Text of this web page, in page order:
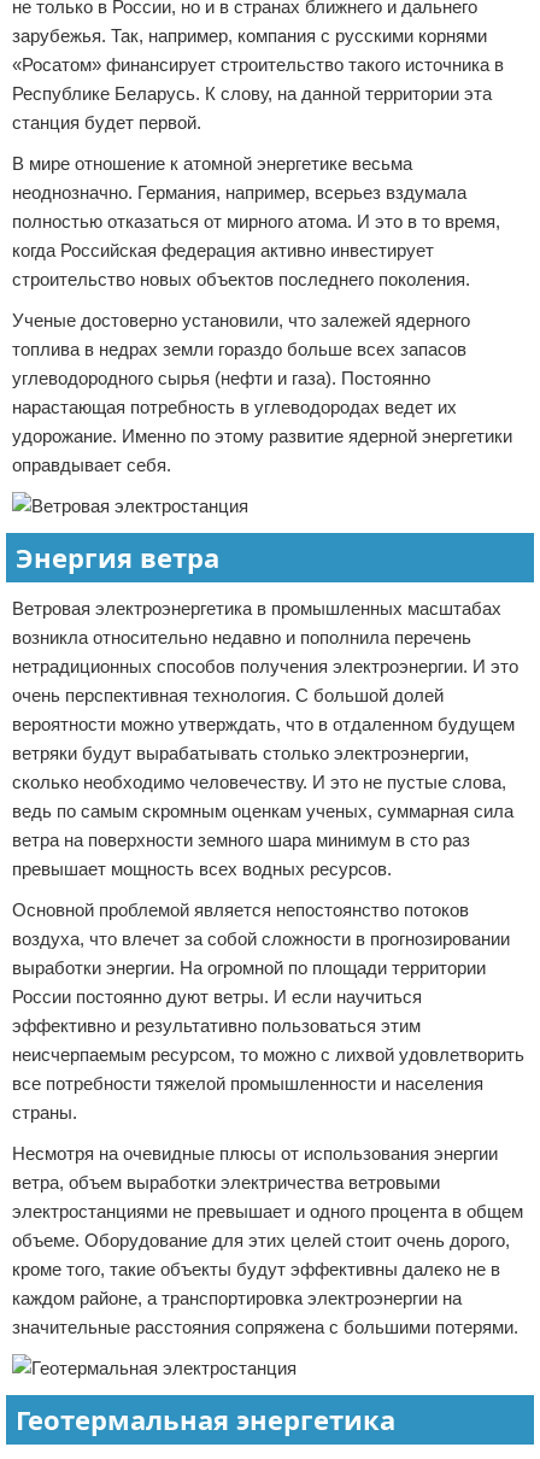
не только в России, но и в странах ближнего и дальнего
зарубежья. Так, например, компания с русскими корнями
«Росатом» финансирует строительство такого источника в
Республике Беларусь. К слову, на данной территории эта
станция будет первой.
В мире отношение к атомной энергетике весьма
неоднозначно. Германия, например, всерьез вздумала
полностью отказаться от мирного атома. И это в то время,
когда Российская федерация активно инвестирует
строительство новых объектов последнего поколения.
Ученые достоверно установили, что залежей ядерного
топлива в недрах земли гораздо больше всех запасов
углеводородного сырья (нефти и газа). Постоянно
нарастающая потребность в углеводородах ведет их
удорожание. Именно по этому развитие ядерной энергетики
оправдывает себя.
Энергия ветра
Ветровая электроэнергетика в промышленных масштабах
возникла относительно недавно и пополнила перечень
нетрадиционных способов получения электроэнергии. И это
очень перспективная технология. С большой долей
вероятности можно утверждать, что в отдаленном будущем
ветряки будут вырабатывать столько электроэнергии,
сколько необходимо человечеству. И это не пустые слова,
ведь по самым скромным оценкам ученых, суммарная сила
ветра на поверхности земного шара минимум в сто раз
превышает мощность всех водных ресурсов.
Основной проблемой является непостоянство потоков
воздуха, что влечет за собой сложности в прогнозировании
выработки энергии. На огромной по площади территории
России постоянно дуют ветры. И если научиться
эффективно и результативно пользоваться этим
неисчерпаемым ресурсом, то можно с лихвой удовлетворить
все потребности тяжелой промышленности и населения
страны.
Несмотря на очевидные плюсы от использования энергии
ветра, объем выработки электричества ветровыми
электростанциями не превышает и одного процента в общем
объеме. Оборудование для этих целей стоит очень дорого,
кроме того, такие объекты будут эффективны далеко не в
каждом районе, а транспортировка электроэнергии на
значительные расстояния сопряжена с большими потерями.
Геотермальная энергетика